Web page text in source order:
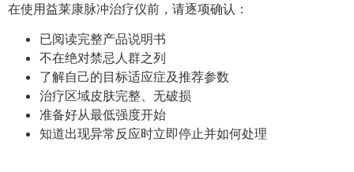
在使用益莱康脉冲治疗仪前，请逐项确认：
已阅读完整产品说明书
不在绝对禁忌人群之列
了解自己的目标适应症及推荐参数
治疗区域皮肤完整、无破损
准备好从最低强度开始
知道出现异常反应时立即停止并如何处理